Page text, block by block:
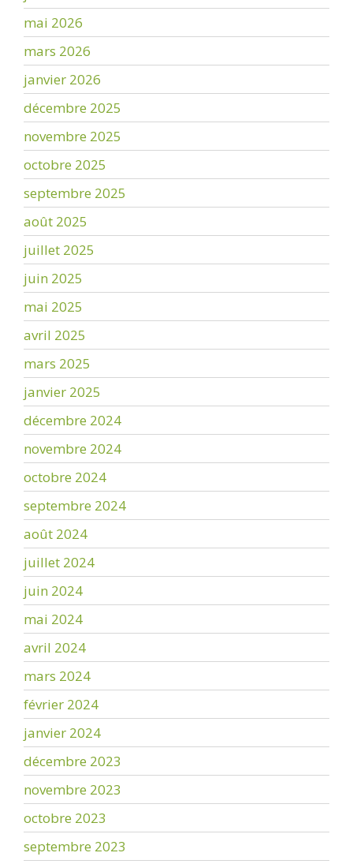
mai 2026
mars 2026
janvier 2026
décembre 2025
novembre 2025
octobre 2025
septembre 2025
août 2025
juillet 2025
juin 2025
mai 2025
avril 2025
mars 2025
janvier 2025
décembre 2024
novembre 2024
octobre 2024
septembre 2024
août 2024
juillet 2024
juin 2024
mai 2024
avril 2024
mars 2024
février 2024
janvier 2024
décembre 2023
novembre 2023
octobre 2023
septembre 2023